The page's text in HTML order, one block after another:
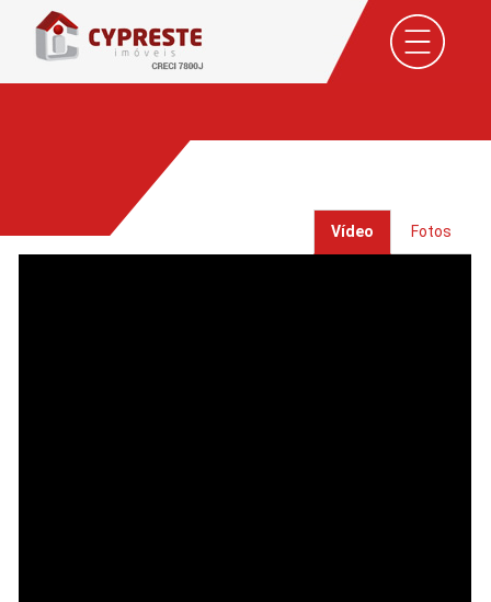
Vídeo Fotos